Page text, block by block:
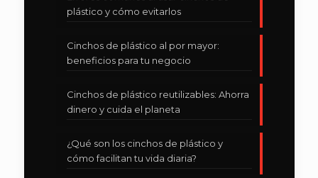
plástico y cómo evitarlos
Cinchos de plástico al por mayor:
beneficios para tu negocio
Cinchos de plástico reutilizables: Ahorra
dinero y cuida el planeta
¿Qué son los cinchos de plástico y
cómo facilitan tu vida diaria?